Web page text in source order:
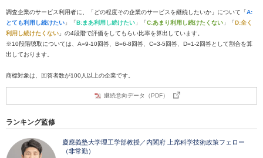
調査企業のサービス利用者に、「どの程度その企業のサービスを継続したいか」について「A:
とても利用し続けたい 」「B:まあ利用し続けたい 」「C:あまり利用し続けたくない 」「D:全く
利用し続けたくない 」の4段階で評価をしてもらい比率を算出しています。
※10段階聴取については、A=9-10回答、B=6-8回答、C=3-5回答、D=1-2回答として割合を算
出しております。
商標対象は、回答者数が100人以上の企業です。
継続意向データ（PDF）
ランキング監修
慶應義塾大学理工学部教授／内閣府 上席科学技術政策フェロー
（非常勤）